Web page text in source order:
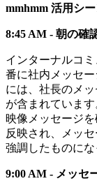
mmhmm 活用シ
8:45 AM - 朝の確
インターナルコ
番に社内メッセ
には、社長のメ
が含まれていま
映像メッセージ
反映され、メッ
強調したものにな
9:00 AM - メッセ